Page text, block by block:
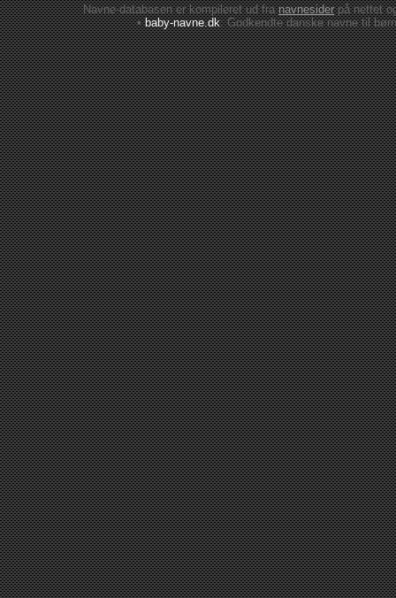
Navne-databasen er kompileret ud franavnesiderpå nettet
•baby-navne.dk: Godkendte danskenavne til børn